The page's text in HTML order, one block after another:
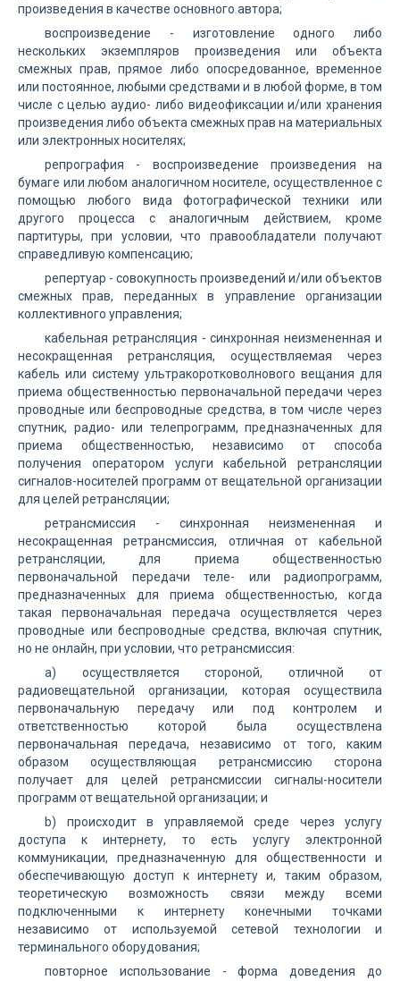
произведения в качестве основного автора;
воспроизведение - изготовление одного либо
нескольких экземпляров произведения или объекта
смежных прав, прямое либо опосредованное, временное
или постоянное, любыми средствами и в любой форме, в том
числе с целью аудио- либо видеофиксации и/или хранения
произведения либо объекта смежных прав на материальных
или электронных носителях;
репрография - воспроизведение произведения на
бумаге или любом аналогичном носителе, осуществленное с
помощью любого вида фотографической техники или
другого процесса с аналогичным действием, кроме
партитуры, при условии, что правообладатели получают
справедливую компенсацию;
репертуар - совокупность произведений и/или объектов
смежных прав, переданных в управление организации
коллективного управления;
кабельная ретрансляция - синхронная неизмененная и
несокращенная ретрансляция, осуществляемая через
кабель или систему ультракоротковолнового вещания для
приема общественностью первоначальной передачи через
проводные или беспроводные средства, в том числе через
спутник, радио- или телепрограмм, предназначенных для
приема общественностью, независимо от способа
получения оператором услуги кабельной ретрансляции
сигналов-носителей программ от вещательной организации
для целей ретрансляции;
ретрансмиссия - синхронная неизмененная и
несокращенная ретрансмиссия, отличная от кабельной
ретрансляции, для приема общественностью
первоначальной передачи теле- или радиопрограмм,
предназначенных для приема общественностью, когда
такая первоначальная передача осуществляется через
проводные или беспроводные средства, включая спутник,
но не онлайн, при условии, что ретрансмиссия:
a) осуществляется стороной, отличной от
радиовещательной организации, которая осуществила
первоначальную передачу или под контролем и
ответственностью которой была осуществлена
первоначальная передача, независимо от того, каким
образом осуществляющая ретрансмиссию сторона
получает для целей ретрансмиссии сигналы-носители
программ от вещательной организации; и
b) происходит в управляемой среде через услугу
доступа к интернету, то есть услугу электронной
коммуникации, предназначенную для общественности и
обеспечивающую доступ к интернету и, таким образом,
теоретическую возможность связи между всеми
подключенными к интернету конечными точками
независимо от используемой сетевой технологии и
терминального оборудования;
повторное использование - форма доведения до